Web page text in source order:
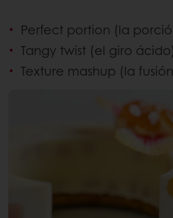
Perfect portion (la
Tangy twist (el giro ácido)
Texture mashup (la